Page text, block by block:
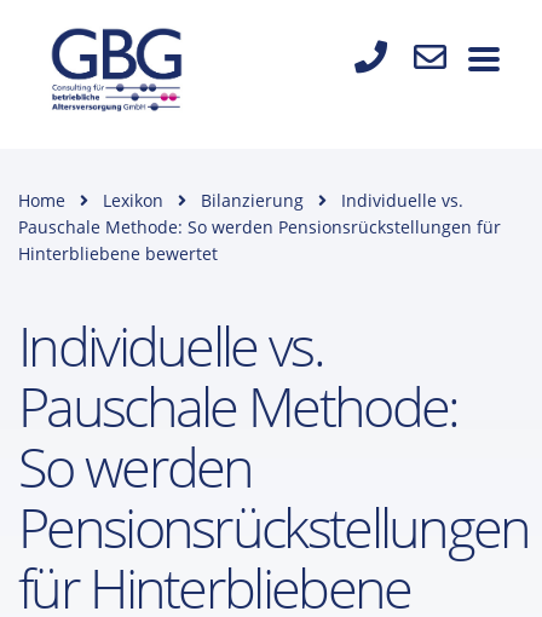
Home Lexikon Bilanzierung
Individuelle vs.
Pauschale Methode: So werden Pensionsrückstellungen für
Hinterbliebene bewertet
Individuelle vs.
Pauschale Methode:
So werden
Pensionsrückstellungen
für Hinterbliebene